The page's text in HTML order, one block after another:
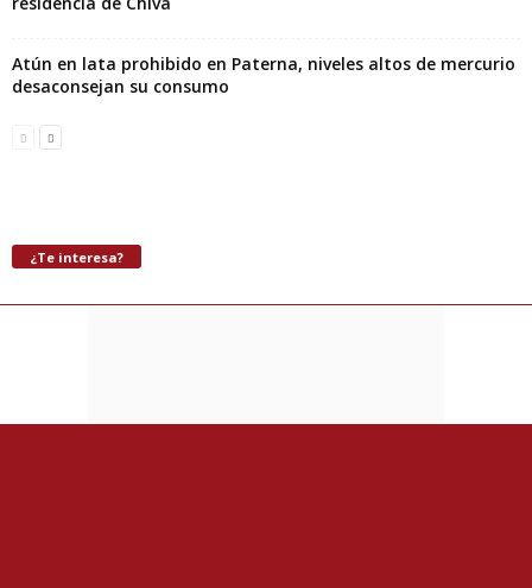
Atún en lata prohibido en Paterna, niveles altos de mercurio
desaconsejan su consumo
¿Te interesa?